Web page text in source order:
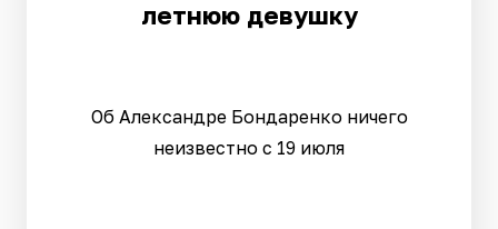
летнюю девушку
Об Александре Бондаренко ничего
неизвестно с 19 июля